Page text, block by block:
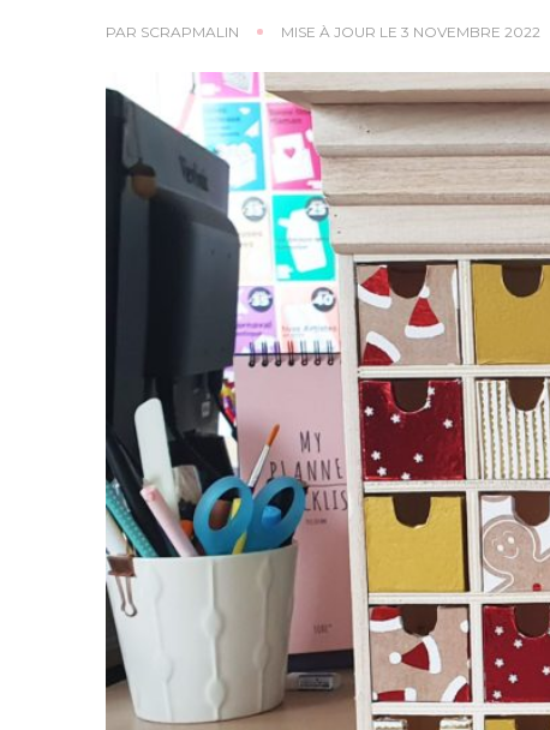
PAR SCRAPMALIN MISE À JOUR LE 3 NOVEMBRE 2022